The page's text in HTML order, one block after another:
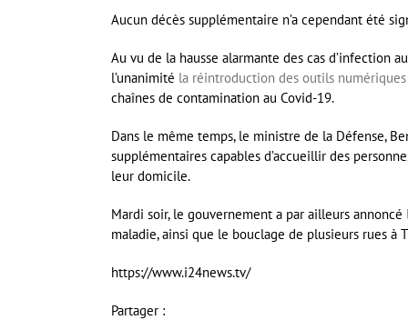
Aucun décès supplémentaire n’a cependant été
Au vu de la hausse alarmante des cas d’infection
l’unanimité la réintroduction des outils numériques
chaînes de contamination au Covid-19.
Dans le même temps, le ministre de la Défense,
supplémentaires capables d’accueillir des
leur domicile.
Mardi soir, le gouvernement a par ailleurs annoncé
maladie, ainsi que le bouclage de plusieurs rues à
https://www.i24news.tv/
Partager :